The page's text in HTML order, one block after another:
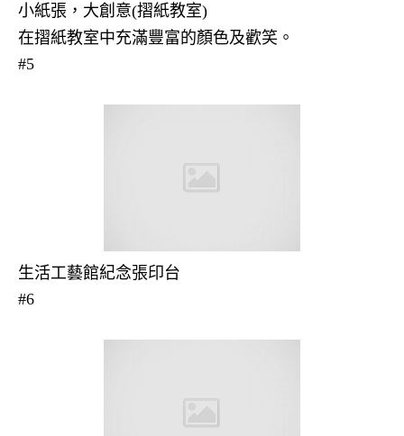
小紙張，大創意(摺紙教室)
在摺紙教室中充滿豐富的顏色及歡笑。
#5
生活工藝館紀念張印台
#6